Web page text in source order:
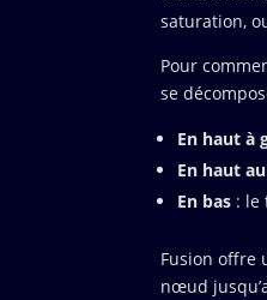
saturation,
Pour
se
En haut à
En haut
En bas : le
Fusion offre
nœud